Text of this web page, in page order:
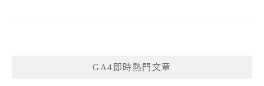
GA4即時熱門文章